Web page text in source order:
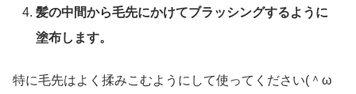
髪の中間から毛先にかけてブラッシングするように
塗布します。
特に毛先はよく揉みこむようにして使ってください(＾ω